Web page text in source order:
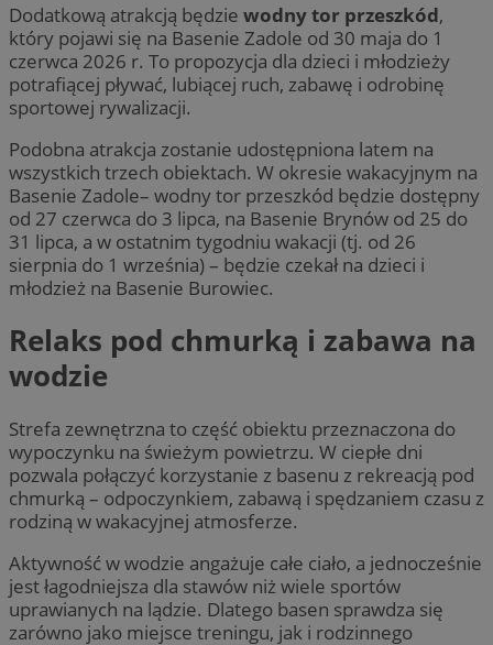
Dodatkową atrakcją będzie wodny tor przeszkód,
który pojawi się na Basenie Zadole od 30 maja do 1
czerwca 2026 r. To propozycja dla dzieci i młodzieży
potrafiącej pływać, lubiącej ruch, zabawę i odrobinę
sportowej rywalizacji.
Podobna atrakcja zostanie udostępniona latem na
wszystkich trzech obiektach. W okresie wakacyjnym na
Basenie Zadole– wodny tor przeszkód będzie dostępny
od 27 czerwca do 3 lipca, na Basenie Brynów od 25 do
31 lipca, a w ostatnim tygodniu wakacji (tj. od 26
sierpnia do 1 września) – będzie czekał na dzieci i
młodzież na Basenie Burowiec.
Relaks pod chmurką i zabawa na
wodzie
Strefa zewnętrzna to część obiektu przeznaczona do
wypoczynku na świeżym powietrzu. W ciepłe dni
pozwala połączyć korzystanie z basenu z rekreacją pod
chmurką – odpoczynkiem, zabawą i spędzaniem czasu z
rodziną w wakacyjnej atmosferze.
Aktywność w wodzie angażuje całe ciało, a jednocześnie
jest łagodniejsza dla stawów niż wiele sportów
uprawianych na lądzie. Dlatego basen sprawdza się
zarówno jako miejsce treningu, jak i rodzinnego